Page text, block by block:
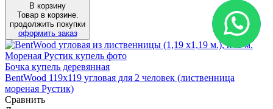
В корзину
Товар в корзине.
продолжить покупки
оформить заказ
Бочка купель деревянная
BentWood 119х119 угловая для 2 человек (лиственница
мореная Рустик)
Сравнить